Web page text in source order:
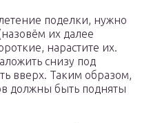
поделки, нужно
их далее
нарастите их.
снизу под
вверх. Таким образом,
должны быть подняты